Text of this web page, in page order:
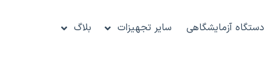
دستگاه آزمایشگاهی سایر تجهیزات
بلاگ